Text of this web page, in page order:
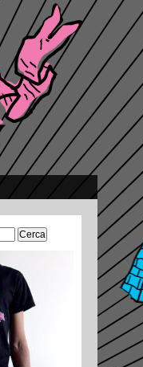
Ricerca
per: